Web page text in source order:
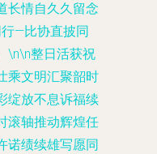
长情自久久留念
—比协直披同
\n\n整日活获祝
乘文明汇聚韶时
绽放不息诉福续
滚轴推动辉煌任
诺绩续雄写愿同